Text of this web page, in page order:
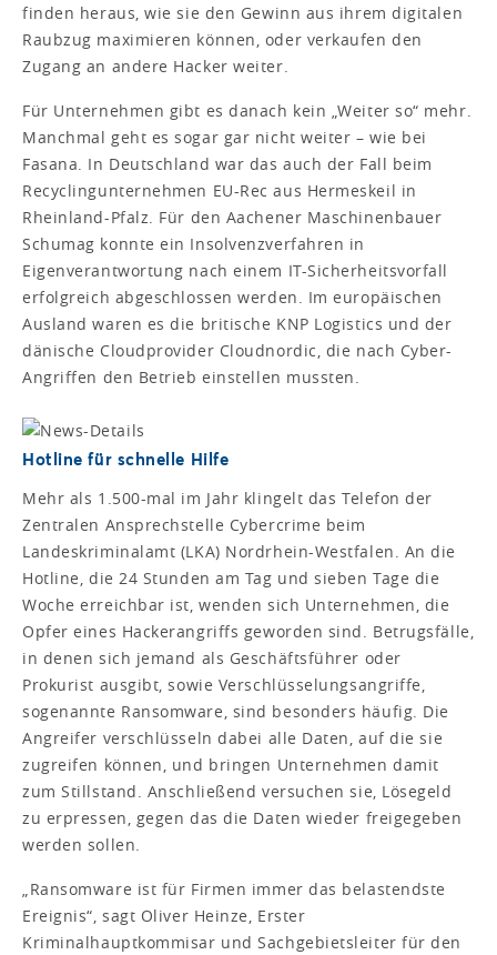
finden he­raus, wie sie den Gewinn aus ihrem digitalen
Raubzug maximieren können, oder verkaufen den
Zugang an andere Hacker weiter.
Für Unternehmen gibt es danach kein „Weiter so“ mehr.
Manchmal geht es sogar gar nicht weiter – wie bei
Fasana. In Deutschland war das auch der Fall beim
Recyclingunternehmen EU-Rec aus Hermeskeil in
Rheinland-Pfalz. Für den Aachener Maschinenbauer
Schumag konnte ein Insolvenzverfahren in
Eigenverantwortung nach einem IT-Sicherheitsvorfall
erfolgreich abgeschlossen werden. Im europäischen
Ausland waren es die britische KNP Logistics und der
dänische Cloudprovider Cloudnordic, die nach Cyber-
Angriffen den Betrieb einstellen mussten.
Hotline für schnelle Hilfe
Mehr als 1.500-mal im Jahr klingelt das Telefon der
Zentralen Ansprechstelle Cybercrime beim
Landeskriminalamt (LKA) Nordrhein-Westfalen. An die
Hotline, die 24 Stunden am Tag und sieben Tage die
Woche erreichbar ist, wenden sich Unternehmen, die
Opfer eines Hackerangriffs geworden sind. Betrugsfälle,
in denen sich jemand als Geschäftsführer oder
Prokurist ausgibt, sowie Verschlüsselungsangriffe,
sogenannte Ransomware, sind besonders häufig. Die
Angreifer verschlüsseln dabei alle Daten, auf die sie
zugreifen können, und bringen Unternehmen damit
zum Stillstand. Anschließend versuchen sie, Lösegeld
zu erpressen, gegen das die Daten wieder freigegeben
werden sollen.
„Ransomware ist für Firmen immer das belastendste
Ereignis“, sagt Oliver Heinze, Erster
Kriminalhauptkommisar und Sachgebietsleiter für den